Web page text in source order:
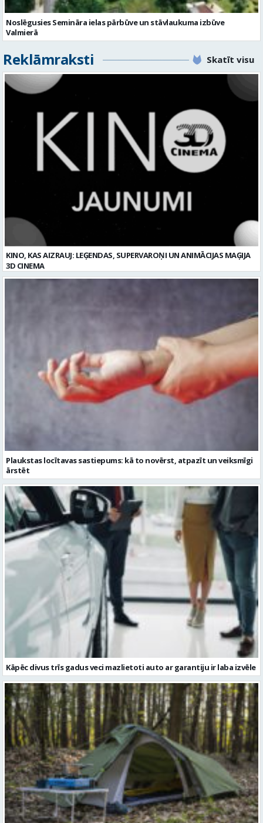
Noslēgusies Semināra ielas pārbūve un stāvlaukuma izbūve
Valmierā
Reklāmraksti Skatīt visu
KINO, KAS AIZRAUJ: LEĢENDAS, SUPERVAROŅI UN ANIMĀCIJAS MAĢIJA
3D CINEMA
Plaukstas locītavas sastiepums: kā to novērst, atpazīt un veiksmīgi
ārstēt
Kāpēc divus trīs gadus veci mazlietoti auto ar garantiju ir laba izvēle